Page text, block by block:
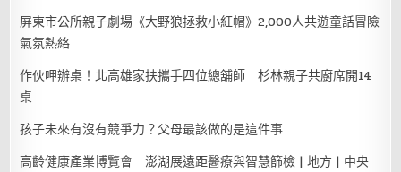
屏東市公所親子劇場《大野狼拯救小紅帽》2,000人共遊童話冒險
氣氛熱絡
作伙呷辦桌！北高雄家扶攜手四位總舖師 杉林親子共廚席開14
桌
孩子未來有沒有競爭力？父母最該做的是這件事
高齡健康產業博覽會 澎湖展遠距醫療與智慧篩檢 | 地方 | 中央